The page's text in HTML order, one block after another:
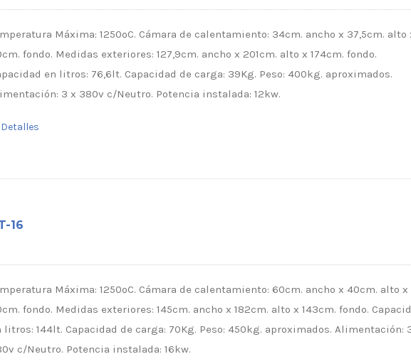
Máxima: 1250ºC. Cámara de calentamiento: 34cm. ancho x 37,5cm. alto
fondo. Medidas exteriores: 127,9cm. ancho x 201cm. alto x 174cm. fondo.
en litros: 76,6lt. Capacidad de carga: 39Kg. Peso: 400kg. aproximados.
3 x 380v c/Neutro. Potencia instalada: 12kw.
Detalles
16
Máxima: 1250ºC. Cámara de calentamiento: 60cm. ancho x 40cm. alto x
fondo. Medidas exteriores: 145cm. ancho x 182cm. alto x 143cm. fondo.
litros: 144lt. Capacidad de carga: 70Kg. Peso: 450kg. aproximados. Alimentación:
c/Neutro. Potencia instalada: 16kw.